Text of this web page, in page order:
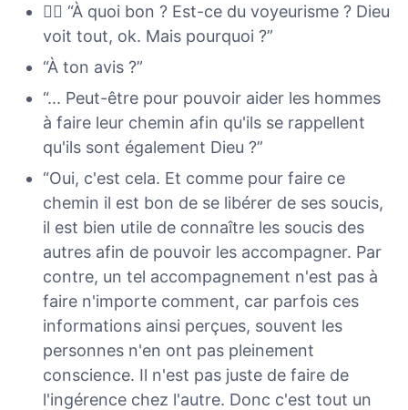
🙋‍♀️ “À quoi bon ? Est-ce du voyeurisme ? Dieu
voit tout, ok. Mais pourquoi ?”
“À ton avis ?”
“... Peut-être pour pouvoir aider les hommes
à faire leur chemin afin qu'ils se rappellent
qu'ils sont également Dieu ?”
“Oui, c'est cela. Et comme pour faire ce
chemin il est bon de se libérer de ses soucis,
il est bien utile de connaître les soucis des
autres afin de pouvoir les accompagner. Par
contre, un tel accompagnement n'est pas à
faire n'importe comment, car parfois ces
informations ainsi perçues, souvent les
personnes n'en ont pas pleinement
conscience. Il n'est pas juste de faire de
l'ingérence chez l'autre. Donc c'est tout un